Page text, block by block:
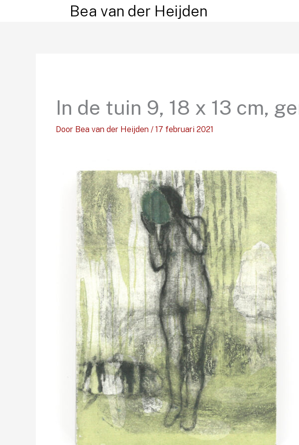
Bea van der Heijden
In de tuin 9, 18 x 13 cm,
Door Bea van der Heijden / 17 februari 2021